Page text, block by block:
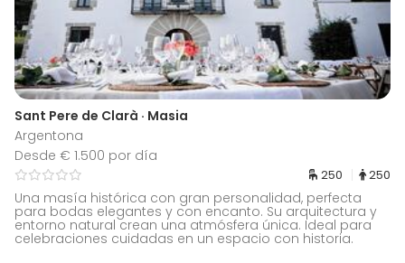
Sant Pere de Clarà · Masia
Argentona
Desde € 1.500 por día
250 250
Una masía histórica con gran personalidad, perfecta
para bodas elegantes y con encanto. Su arquitectura y
entorno natural crean una atmósfera única. Ideal para
celebraciones cuidadas en un espacio con historia.